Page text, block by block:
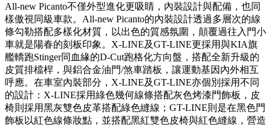
All-new Picanto不僅外型進化更吸睛，內裝設計與配備，也同
樣傲視同級車款。All-new Picanto的內裝設計透過多層次的線
條勾勒搭配多樣化材質，以出色的質感氛圍，顛覆過往入門小
車就是陽春的刻板印象。X-LINE及GT-LINE更採用與KIA旗
艦轎跑Stinger同血緣的D-Cut跑格化方向盤，搭配全新升級的
皮質排檔桿，與鋁合金油門/煞車踏板，讓運動基因內外相互
呼應。在車室內裝部分，X-LINE及GT-LINE亦個別採用不同
的設計：X-LINE採用綠色幾何線條搭配灰色烤漆門飾板，皮
椅則採用黑灰雙色皮革搭配綠色縫線；GT-LINE則是在黑色門
飾板以紅色線條妝點，並搭配黑紅雙色皮椅與紅色縫線，營造